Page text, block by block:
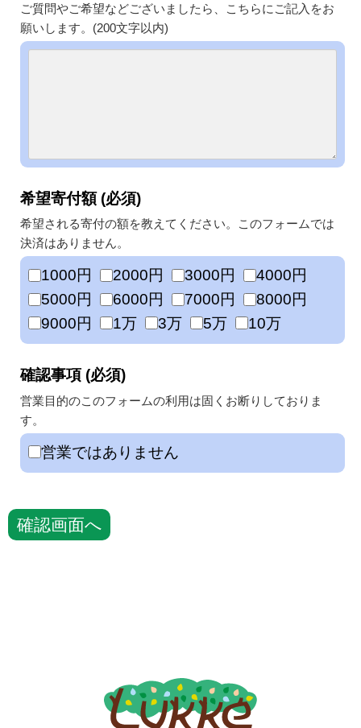
ご質問やご希望などございましたら、こちらにご記入をお
願いします。(200文字以内)
希望寄付額 (必須)
希望される寄付の額を教えてください。このフォームでは
決済はありません。
1000円 2000円 3000円
4000円
5000円
6000円 7000円
8000円
9000円
1万 3万 5万 10万
確認事項 (必須)
営業目的のこのフォームの利用は固くお断りしておりま
す。
営業ではありません
確認画面へ